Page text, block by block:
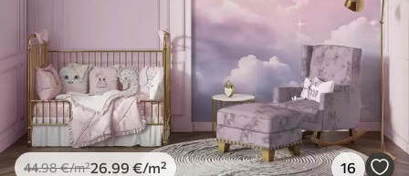
Peel and Stick
81.6749.00€ /m²
44.98€/m²26 .99 €/m² 16